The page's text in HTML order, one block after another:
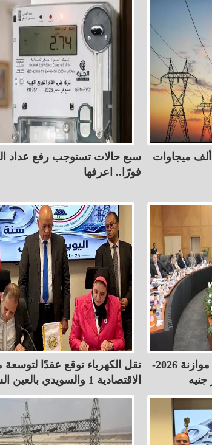
أحمال الكهرباء تتجاوز 39.6 ألف ميجاوات
سبع حالات تستوجب رفع عداد
فورًا.. اعرفها
القابضة لكهرباء مصر تعتمد موازنة 2026-
نقل الكهرباء توقع عقدًا
الاقتصادية 1 والسويدي بالعين السخنة